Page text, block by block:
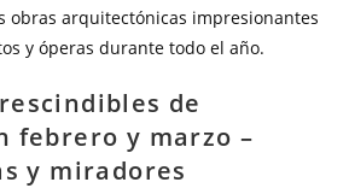
obras arquitectónicas impresionantes
y óperas durante todo el año.
de
febrero y marzo –
y miradores